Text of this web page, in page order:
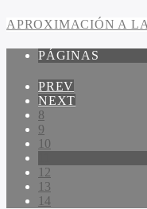
APROXIMACIÓN A
PÁGINAS
PREV
NEXT
8
9
10
12
13
14